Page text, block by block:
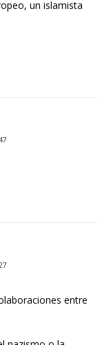
un islamista
entre